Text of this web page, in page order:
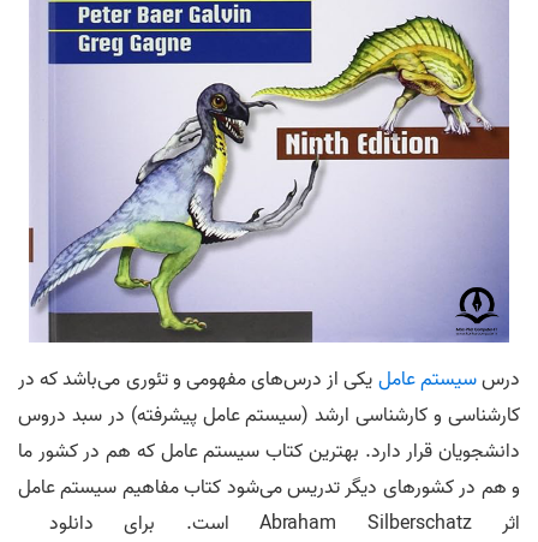
درسسیستم عاملیکی از درس‌های مفهومی و تئوری می‌باشد که در
کارشناسی و کارشناسی ارشد (سیستم عامل پیشرفته) در سبد دروس
دانشجویان قرار دارد. بهترین کتاب سیستم عامل که هم در کشور ما
و هم در کشور‌های دیگر تدریس می‌شود کتاب مفاهیم سیستم عامل
اثر Abraham Silberschatz است. برای دانلود